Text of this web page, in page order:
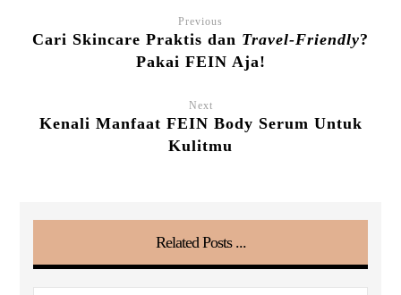
Previous
Cari Skincare Praktis dan Travel-Friendly?
Pakai FEIN Aja!
Next
Kenali Manfaat FEIN Body Serum Untuk
Kulitmu
Related Posts ...